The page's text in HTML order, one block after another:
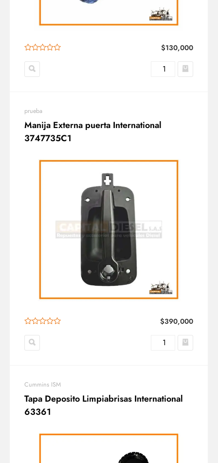
$130,000
prueba
Manija Externa puerta International
3747735C1
$390,000
Cummins ISM
Tapa Deposito Limpiabrisas International
63361